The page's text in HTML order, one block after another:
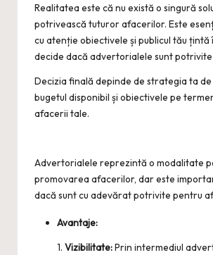
Realitatea este că nu există o singură
potrivească tuturor afacerilor. Este
cu atenție obiectivele și publicul tău țintă
decide dacă advertorialele sunt
Decizia finală depinde de strategia ta
bugetul disponibil și obiectivele pe
afacerii tale.
Advertorialele reprezintă o modalitate
promovarea afacerilor, dar este
dacă sunt cu adevărat potrivite pentru
Avantaje:
1. Vizibilitate:Prin intermediul